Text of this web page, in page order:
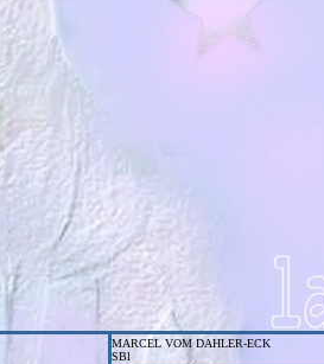
MARCEL VOM DAHLER-ECK
SBl